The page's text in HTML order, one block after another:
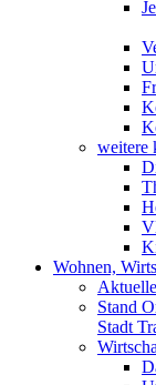
weitere
Wohnen,
Stand
Stadt